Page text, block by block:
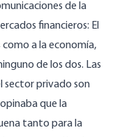
de la
financieros: El
a la economía,
de los dos. Las
sector privado son
que la
tanto para la